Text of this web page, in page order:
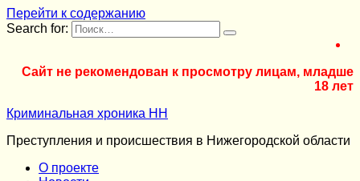
Перейти к содержанию
Search for:
Сайт не рекомендован к просмотру лицам, младше
18 лет
Криминальная хроника НН
Преступления и происшествия в Нижегородской области
О проекте